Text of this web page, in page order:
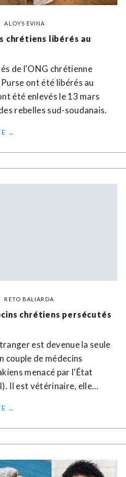
ALOYS EVINA
chrétiens libérés au
de l'ONG chrétienne
ont été libérés au
été enlevés le 13 mars
rebelles sud-soudanais.
→
RETO BALIARDA
chrétiens persécutés
est devenue la seule
couple de médecins
menacé par l'État
Il est vétérinaire, elle…
→